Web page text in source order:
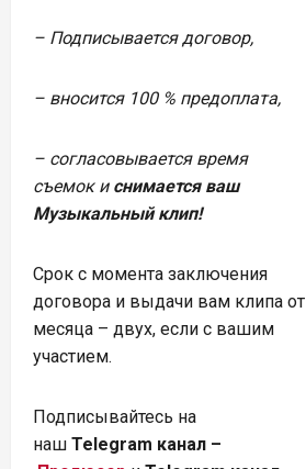
– Подписывается договор,
– вносится 100 % предоплата,
– согласовывается время
съемок и снимается ваш
Музыкальный клип!
Срок с момента заключения
договора и выдачи вам клипа от
месяца – двух, если с вашим
участием.
Подписывайтесь на
наш Telegram канал –